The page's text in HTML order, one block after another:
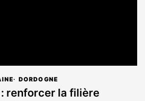
DORDOGNE
renforcer la filière